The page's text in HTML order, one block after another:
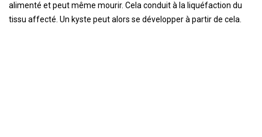
alimenté et peut même mourir. Cela conduit à la liquéfaction du
tissu affecté. Un kyste peut alors se développer à partir de cela.